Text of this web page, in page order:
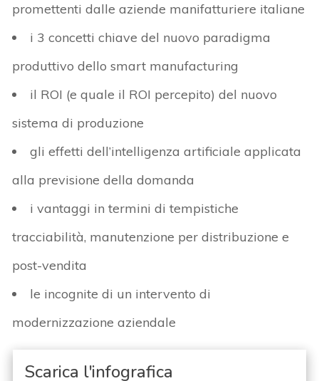
promettenti dalle aziende manifatturiere italiane
i 3 concetti chiave del nuovo paradigma
produttivo dello smart manufacturing
il ROI (e quale il ROI percepito) del nuovo
sistema di produzione
gli effetti dell’intelligenza artificiale applicata
alla previsione della domanda
i vantaggi in termini di tempistiche
tracciabilità, manutenzione per distribuzione e
post-vendita
le incognite di un intervento di
modernizzazione aziendale
Scarica l'infografica